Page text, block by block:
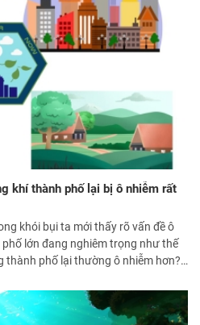
khí thành phố lại bị ô nhiễm rất
khói bụi ta mới thấy rõ vấn đề ô
lớn đang nghiêm trọng như thế
thành phố lại thường ô nhiễm hơn?